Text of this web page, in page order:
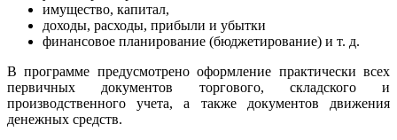
имущество, капитал,
доходы, расходы, прибыли и убытки
финансовое планирование (бюджетирование) и т. д.
В программе предусмотрено оформление практически всех
первичных документов торгового, складского и
производственного учета, а также документов движения
денежных средств.